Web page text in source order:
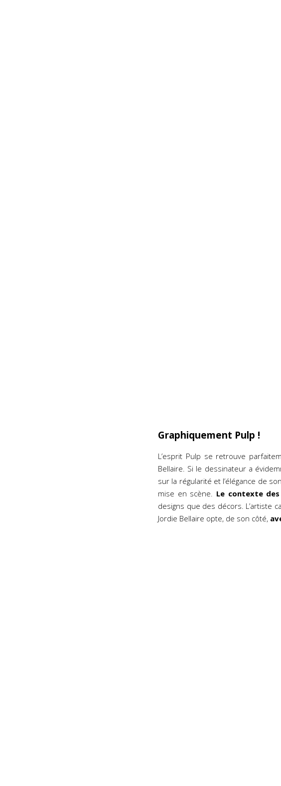
Graphiquement Pulp !
L’esprit Pulp se retrouve
Bellaire. Si le dessinateur a
sur la régularité et l’élégance de
mise en scène. Le contexte
designs que des décors. L’artiste
Jordie Bellaire opte, de son côté,